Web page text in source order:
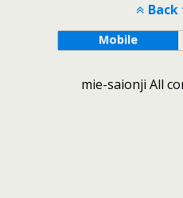
Mobile
mie-saionji All